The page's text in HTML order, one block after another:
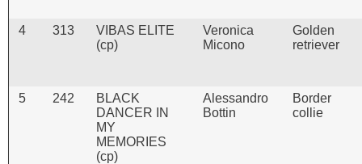
4 313
VIBAS ELITE
(cp)
Veronica
Micono
Golden
retriever
5 242
BLACK
DANCER IN
MY
MEMORIES
(cp)
Alessandro
Bottin
Border
collie